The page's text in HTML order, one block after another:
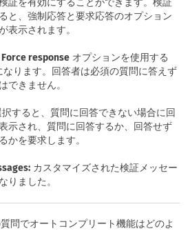
証を有効にすることができます。検証
と、強制応答と要求応答のオプション
表示されます。
Force response オプションを使用する
ります。回答者は必須の質問に答えず
できません。
択すると、質問に回答できない場合に回
示され、質問に回答するか、回答せず
かを要求します。
カスタマイズされた検証メッセー
りました。
問でオートコンプリート機能はどのよ